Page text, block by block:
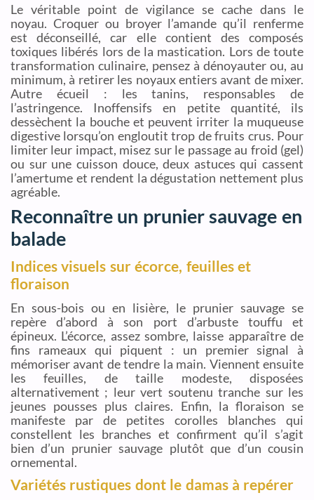
Le véritable point de vigilance se cache dans le
noyau. Croquer ou broyer l’amande qu’il renferme
est déconseillé, car elle contient des composés
toxiques libérés lors de la mastication. Lors de toute
transformation culinaire, pensez à dénoyauter ou, au
minimum, à retirer les noyaux entiers avant de mixer.
Autre écueil : les tanins, responsables de
l’astringence. Inoffensifs en petite quantité, ils
dessèchent la bouche et peuvent irriter la muqueuse
digestive lorsqu’on engloutit trop de fruits crus. Pour
limiter leur impact, misez sur le passage au froid (gel)
ou sur une cuisson douce, deux astuces qui cassent
l’amertume et rendent la dégustation nettement plus
agréable.
Reconnaître un prunier sauvage en
balade
Indices visuels sur écorce, feuilles et
floraison
En sous-bois ou en lisière, le prunier sauvage se
repère d’abord à son port d’arbuste touffu et
épineux. L’écorce, assez sombre, laisse apparaître de
fins rameaux qui piquent : un premier signal à
mémoriser avant de tendre la main. Viennent ensuite
les feuilles, de taille modeste, disposées
alternativement ; leur vert soutenu tranche sur les
jeunes pousses plus claires. Enfin, la floraison se
manifeste par de petites corolles blanches qui
constellent les branches et confirment qu’il s’agit
bien d’un prunier sauvage plutôt que d’un cousin
ornemental.
Variétés rustiques dont le damas à repérer